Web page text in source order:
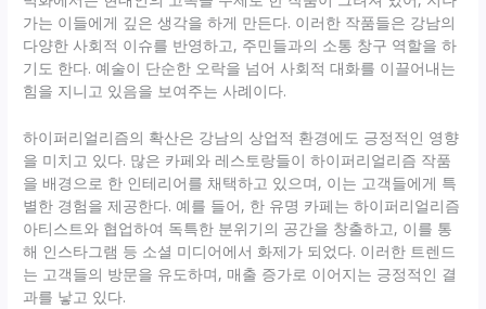
가는 이들에게 깊은 생각을 하게 만든다. 이러한 작품들은 강남의
다양한 사회적 이슈를 반영하고, 주민들과의 소통 창구 역할을 하
기도 한다. 예술이 단순한 오락을 넘어 사회적 대화를 이끌어내는
힘을 지니고 있음을 보여주는 사례이다.
하이퍼리얼리즘의 확산은 강남의 상업적 환경에도 긍정적인 영향
을 미치고 있다. 많은 카페와 레스토랑들이 하이퍼리얼리즘 작품
을 배경으로 한 인테리어를 채택하고 있으며, 이는 고객들에게 특
별한 경험을 제공한다. 예를 들어, 한 유명 카페는 하이퍼리얼리즘
아티스트와 협업하여 독특한 분위기의 공간을 창출하고, 이를 통
해 인스타그램 등 소셜 미디어에서 화제가 되었다. 이러한 트렌드
는 고객들의 방문을 유도하며, 매출 증가로 이어지는 긍정적인 결
과를 낳고 있다.